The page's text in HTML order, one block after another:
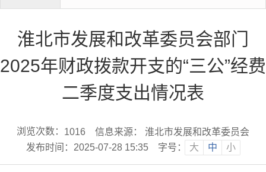
淮北市发展和改革委员会部门
2025年财政拨款开支的“三公”经费
二季度支出情况表
浏览次数： 1016
信息来源： 淮北市发展和改革委员会
发布时间：2025-07-28 15:35
字号： 大 中 小